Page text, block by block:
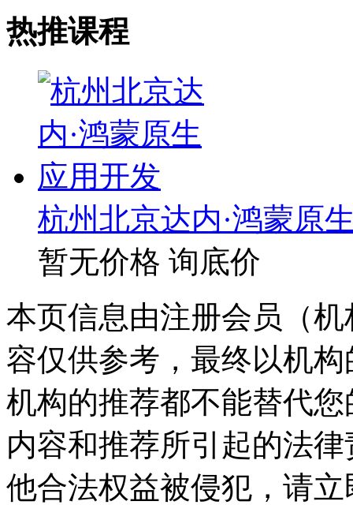
热推课程
杭州北京达内·鸿蒙原
暂无价格 询底价
本页信息由注册会员（
容仅供参考，最终以机
机构的推荐都不能替代
内容和推荐所引起的法
他合法权益被侵犯，请